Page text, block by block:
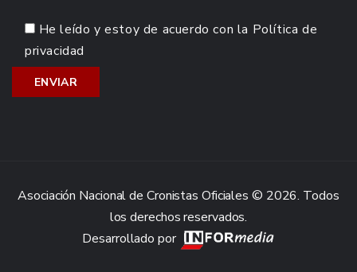
He leído y estoy de acuerdo con la Política de
privacidad
Asociación Nacional de Cronistas Oficiales © 2026. Todos
los derechos reservados.
Desarrollado por